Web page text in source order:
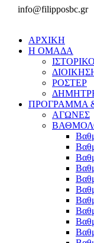
info@filipposbc.gr
ΑΡΧΙΚΗ
Η ΟΜΑΔΑ
ΙΣΤΟΡΙΚΟ
ΡΟΣΤΕΡ
ΠΡΟΓΡΑΜΜΑ
ΑΓΩΝΕΣ